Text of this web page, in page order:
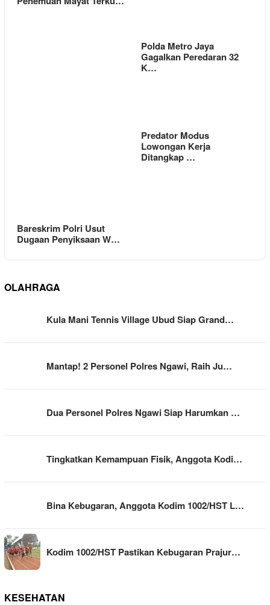
Polda Metro Jaya
Gagalkan Peredaran 32
K…
Bareskrim Polri Usut
Dugaan Penyiksaan W…
Predator Modus
Lowongan Kerja
Ditangkap …
OLAHRAGA
Kula Mani Tennis Village Ubud Siap Grand…
Mantap! 2 Personel Polres Ngawi, Raih Ju…
Dua Personel Polres Ngawi Siap Harumkan …
Tingkatkan Kemampuan Fisik, Anggota Kodi…
Bina Kebugaran, Anggota Kodim 1002/HST L…
Kodim 1002/HST Pastikan Kebugaran Prajur…
KESEHATAN